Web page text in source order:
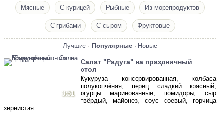
Мясные С курицей Рыбные Из морепродуктов
С грибами С сыром Фруктовые
Лучшие · Популярные · Новые
3:51
Салат "Радуга" на праздничный
стол
Кукуруза консервированная, колбаса
полукопчёная, перец сладкий красный,
огурцы маринованные, помидоры, сыр
твёрдый, майонез, соус соевый, горчица
зернистая.